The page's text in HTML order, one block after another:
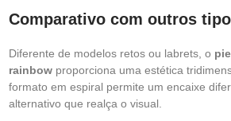
Comparativo com outros
Diferente de modelos retos ou labrets, o
rainbow proporciona uma estética
formato em espiral permite um encaixe
alternativo que realça o visual.